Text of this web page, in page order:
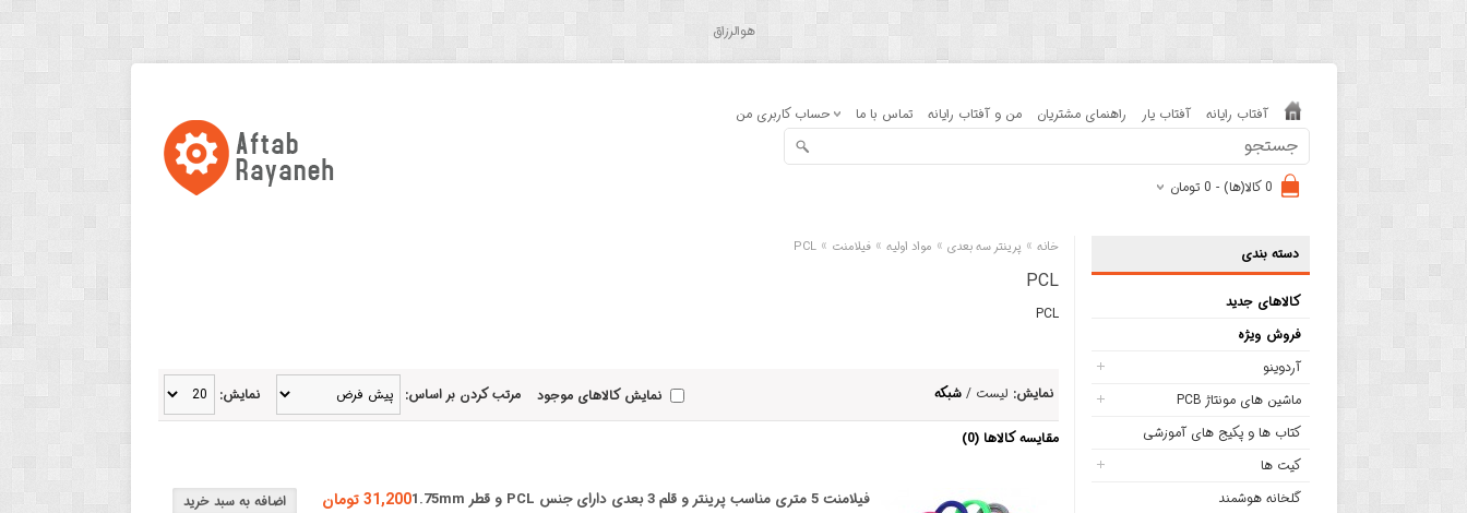
هوالرزاق
آفتاب رایانه آفتاب یار راهنمای مشتریان من و آفتاب رایانه تماس با ما حساب کاربری من
0 کالا(ها) - 0 تومان
دسته بندی
کالاهای جدید
فروش ویژه
آردوینو
ماشین های مونتاژ PCB
کتاب ها و پکیج های آموزشی
کیت ها
گلخانه هوشمند
خانه »پرینتر سه بعدی » مواد اولیه »فیلامنت »
PCL
PCL
PCL
نمایش: لیست /شبکه نمایش: مرتب کردن بر اساس: نمایش کالاهای موجود
مقایسه کالاها (0)
31,200 تومان فیلامنت 5 متری مناسب پرینتر و قلم 3 بعدی دارای جنس PCL و قطر 1.75mm